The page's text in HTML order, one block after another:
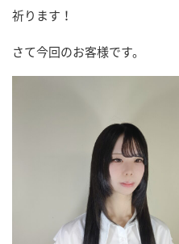
祈ります！
さて今回のお客様です。